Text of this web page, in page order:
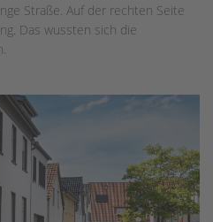
Straße. Auf der rechten Seite
Das wussten sich die